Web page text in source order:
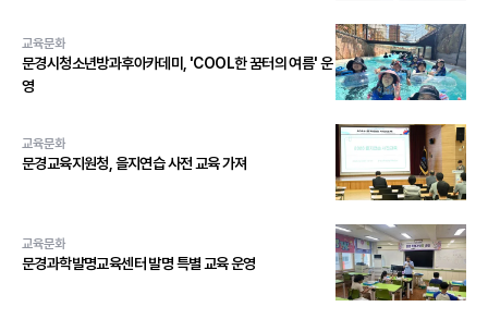
교육문화
문경시청소년방과후아카데미, 'COOL한 꿈터의 여름' 운
영
교육문화
문경교육지원청, 을지연습 사전 교육 가져
교육문화
문경과학발명교육센터 발명 특별 교육 운영